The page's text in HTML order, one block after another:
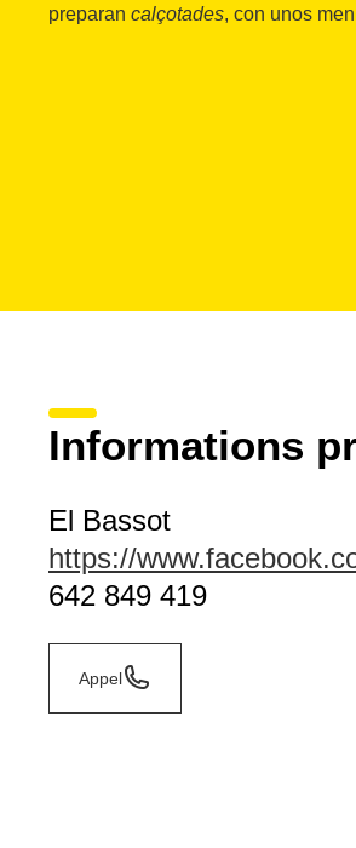
preparan calçotades, con unos
Informations
El Bassot
https://
642 849 419
Appel